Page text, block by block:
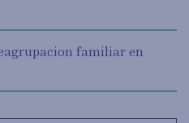
familiar en